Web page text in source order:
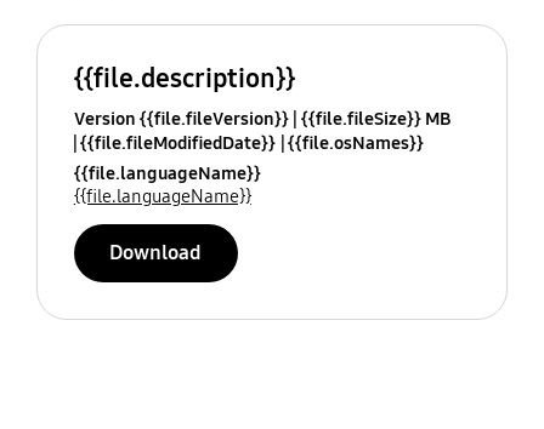
{{file.description}}
Version {{file.fileVersion}} {{file.fileSize}} MB
{{file.fileModifiedDate}} {{file.osNames}}
{{file.languageName}}
{{file.languageName}}
Download